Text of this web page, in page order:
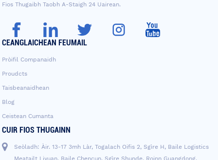
Fios Thugaibh Taobh A-Staigh 24 Uairean.
CEANGLAICHEAN FEUMAIL
Pròifil Companaidh
Proudcts
Taisbeanaidhean
Blog
Ceistean Cumanta
CUIR FIOS THUGAINN
Seòladh: Àir. 13-17 3mh Làr, Togalach Oifis 2, Sgìre H, Baile Logistics